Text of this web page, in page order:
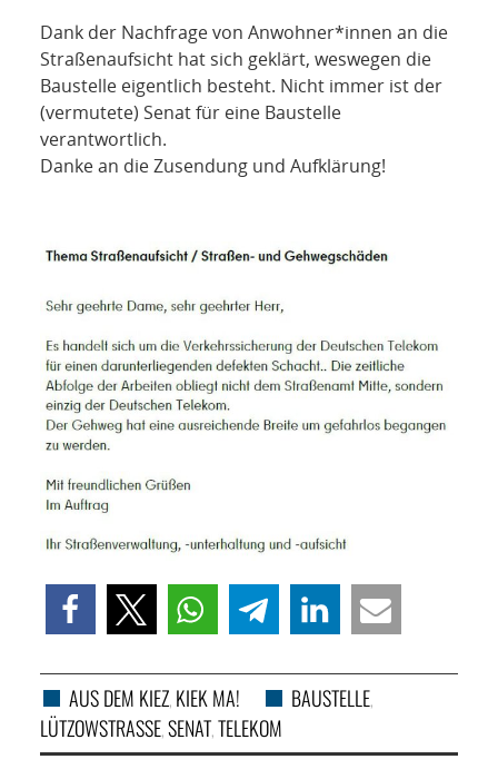
NETZWERK
SPONSORING
KONTAKT
Dank der Nachfrage von Anwohner*innen an die
Straßenaufsicht hat sich geklärt, weswegen die
Baustelle eigentlich besteht. Nicht immer ist der
(vermutete) Senat für eine Baustelle
verantwortlich.
Danke an die Zusendung und Aufklärung!
AUS DEM KIEZ, KIEK MA! BAUSTELLE,
LÜTZOWSTRASSE ,SENAT,TELEKOM